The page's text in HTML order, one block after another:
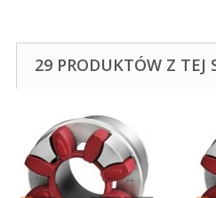
29 PRODUKTÓW Z TEJ